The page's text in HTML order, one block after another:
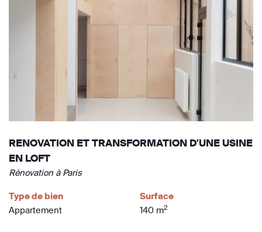
RENOVATION ET TRANSFORMATION D'UNE USINE
EN LOFT
Rénovation à Paris
Type de bien
Appartement
Surface
140 m2